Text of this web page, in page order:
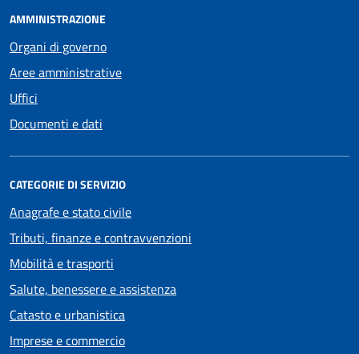
AMMINISTRAZIONE
Organi di governo
Aree amministrative
Uffici
Documenti e dati
CATEGORIE DI SERVIZIO
Anagrafe e stato civile
Tributi, finanze e contravvenzioni
Mobilità e trasporti
Salute, benessere e assistenza
Catasto e urbanistica
Imprese e commercio